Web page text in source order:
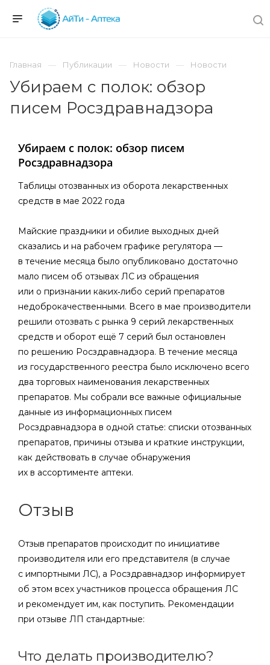
Главная Публикации Новости Новости
Убираем с полок: обзор
писем Росздравнадзора
Убираем с полок: обзор писем
Росздравнадзора
Таблицы отозванных из оборота лекарственных
средств в мае 2022 года
Майские праздники и обилие выходных дней
сказались и на рабочем графике регулятора —
в течение месяца было опубликовано достаточно
мало писем об отзывах ЛС из обращения
или о признании каких‑либо серий препаратов
недоброкачественными. Всего в мае производители
решили отозвать с рынка 9 серий лекарственных
средств и оборот ещё 7 серий был остановлен
по решению Росздравнадзора. В течение месяца
из государственного реестра было исключено всего
два торговых наименования лекарственных
препаратов. Мы собрали все важные официальные
данные из информационных писем
Росздравнадзора в одной статье: списки отозванных
препаратов, причины отзыва и краткие инструкции,
как действовать в случае обнаружения
их в ассортименте аптеки.
Отзыв
Отзыв препаратов происходит по инициативе
производителя или его представителя (в случае
с импортными ЛС), а Росздравнадзор информирует
об этом всех участников процесса обращения ЛС
и рекомендует им, как поступить. Рекомендации
при отзыве ЛП стандартные:
Что делать производителю?